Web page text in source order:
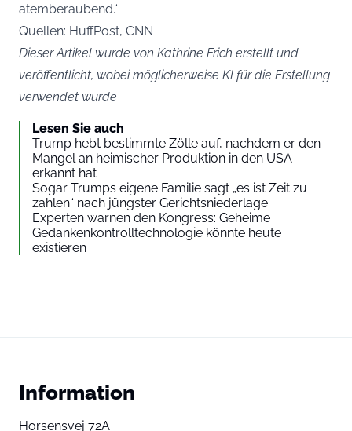
atemberaubend.“
Quellen: HuffPost, CNN
Dieser Artikel wurde von Kathrine Frich erstellt und
veröffentlicht, wobei möglicherweise KI für die Erstellung
verwendet wurde
Lesen Sie auch
Trump hebt bestimmte Zölle auf, nachdem er den
Mangel an heimischer Produktion in den USA
erkannt hat
Sogar Trumps eigene Familie sagt „es ist Zeit zu
zahlen“ nach jüngster Gerichtsniederlage
Experten warnen den Kongress: Geheime
Gedankenkontrolltechnologie könnte heute
existieren
Information
Horsensvej 72A